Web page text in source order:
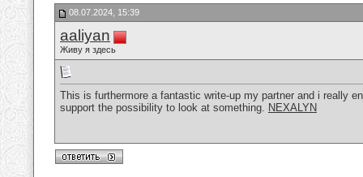
08.07.2024, 15:39
aaliyan
Живу я здесь
This is furthermore a fantastic write-up my partner and i really
support the possibility to look at something. NEXALYN